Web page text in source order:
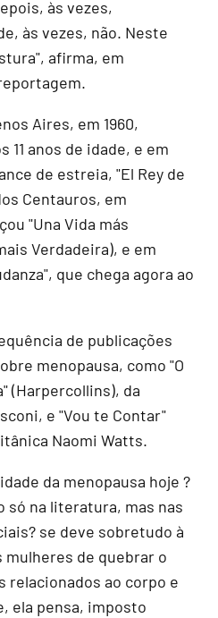
às vezes,
às vezes, não. Neste
afirma, em
Aires, em 1960,
11 anos de idade, e em
de estreia, "El Rey de
Centauros, em
"Una Vida más
Verdadeira), e em
que chega agora ao
de publicações
menopausa, como "O
(Harpercollins), da
e "Vou te Contar"
Naomi Watts.
da menopausa hoje ?
só na literatura, mas nas
se deve sobretudo à
de quebrar o
relacionados ao corpo e
ela pensa, imposto